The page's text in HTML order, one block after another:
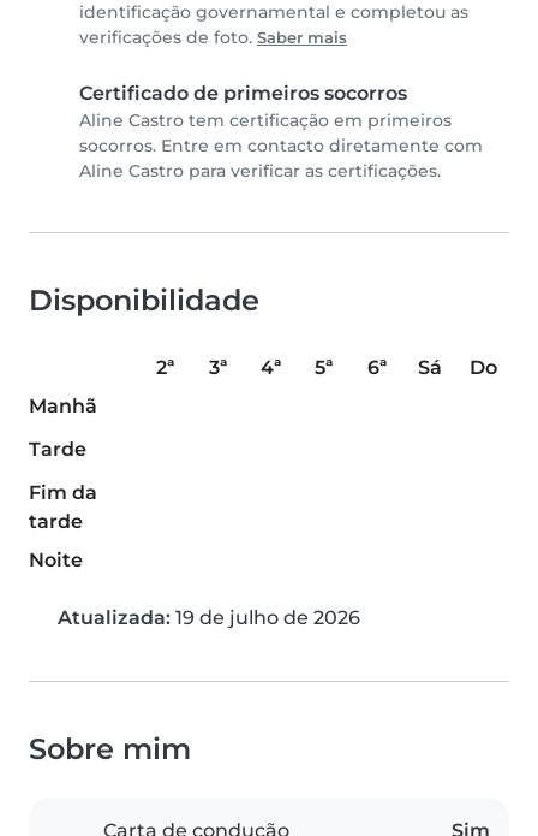
identificação governamental e completou as
verificações de foto. Saber mais
Certificado de primeiros socorros
Aline Castro tem certificação em primeiros
socorros. Entre em contacto diretamente com
Aline Castro para verificar as certificações.
Disponibilidade
2ª 3ª 4ª 5ª 6ª Sá
Do
Manhã
Tarde
Fim da
tarde
Noite
Atualizada: 19 de julho de 2026
Sobre mim
Carta de condução Sim